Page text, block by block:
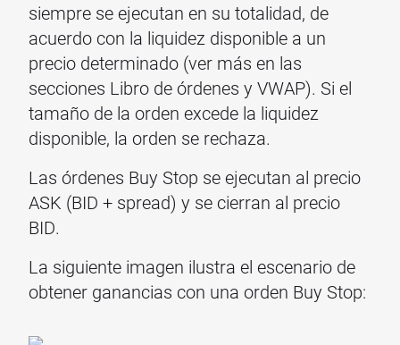
siempre se ejecutan en su totalidad, de
acuerdo con la liquidez disponible a un
precio determinado (ver más en las
secciones Libro de órdenes y VWAP). Si el
tamaño de la orden excede la liquidez
disponible, la orden se rechaza.
Las órdenes Buy Stop se ejecutan al precio
ASK (BID + spread) y se cierran al precio
BID.
La siguiente imagen ilustra el escenario de
obtener ganancias con una orden Buy Stop: